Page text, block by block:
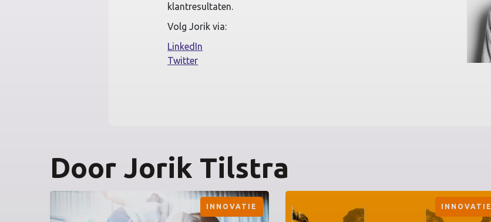
klantresultaten.
Volg Jorik via:
LinkedIn
Twitter
Door Jorik Tilstra
INNOVATIE INNOVATIE